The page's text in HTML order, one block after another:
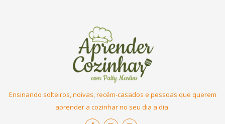
Ensinando solteiros, noivas, recém-casados e pessoas que querem
aprender a cozinhar no seu dia a dia.